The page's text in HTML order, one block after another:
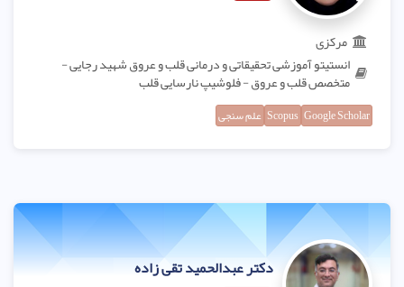
مرکزی
انستیتو آموزشی تحقیقاتی و درمانی قلب و عروق شهید رجایی -
متخصص قلب و عروق - فلوشیپ نارسایی قلب
Google Scholar
Scopus علم سنجی
دکتر عبدالحمید تقی زاده